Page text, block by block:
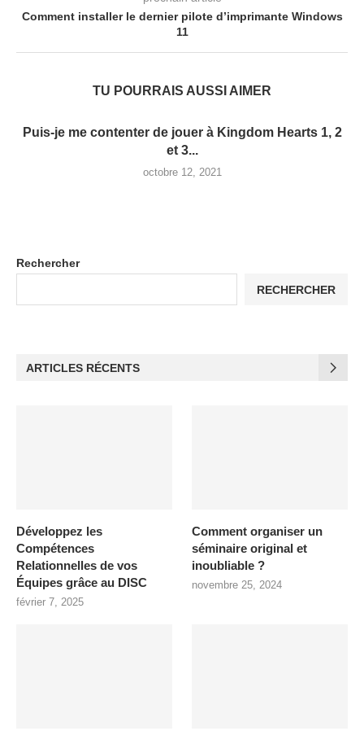
Comment installer le dernier pilote d’imprimante Windows
11
TU POURRAIS AUSSI AIMER
Puis-je me contenter de jouer à Kingdom Hearts 1, 2
et 3...
octobre 12, 2021
Rechercher
RECHERCHER
ARTICLES RÉCENTS
Développez les
Compétences
Relationnelles de vos
Équipes grâce au DISC
février 7, 2025
Comment organiser un
séminaire original et
inoubliable ?
novembre 25, 2024